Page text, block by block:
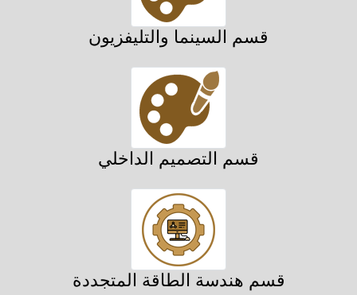
قسم السينما والتليفزيون
قسم التصميم الداخلي
قسم هندسة الطاقة المتجددة